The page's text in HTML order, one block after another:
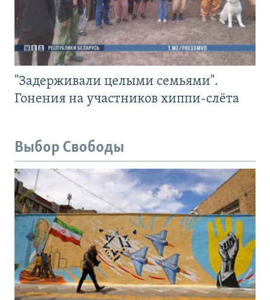
"Задерживали целыми семьями".
Гонения на участников хиппи-слёта
Выбор Свободы